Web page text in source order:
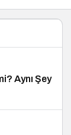
Aynı Şey